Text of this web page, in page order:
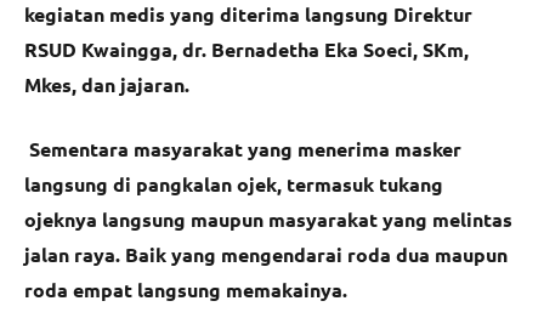
kegiatan medis yang diterima langsung Direktur
RSUD Kwaingga, dr. Bernadetha Eka Soeci, SKm,
Mkes, dan jajaran.
Sementara masyarakat yang menerima masker
langsung di pangkalan ojek, termasuk tukang
ojeknya langsung maupun masyarakat yang melintas
jalan raya. Baik yang mengendarai roda dua maupun
roda empat langsung memakainya.